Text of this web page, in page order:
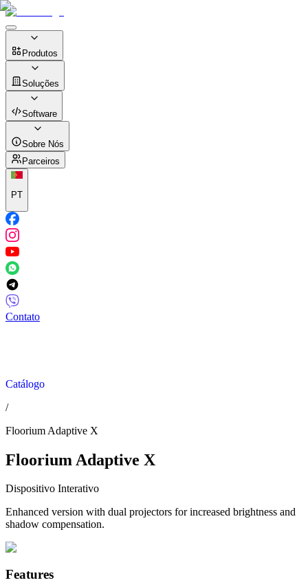
Produtos
Soluções
Software
Sobre Nós
Parceiros
PT
Contato
Catálogo
/
Floorium Adaptive X
Floorium Adaptive X
Dispositivo Interativo
Enhanced version with dual projectors for increased brightness and
shadow compensation.
Features